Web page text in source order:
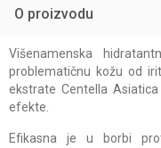
O proizvodu
Višenamenska
problematičnu kožu od
ekstrate Centella
efekte.
Efikasna je u borbi